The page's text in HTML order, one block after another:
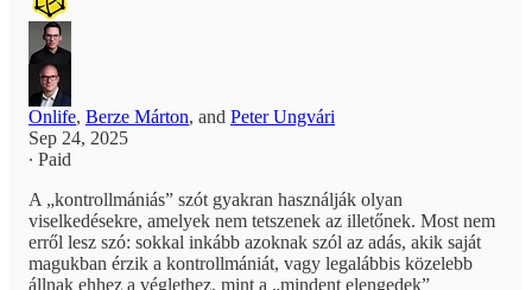
Onlife, Berze Márton, and Peter Ungvári
Sep 24, 2025
∙ Paid
A „kontrollmániás” szót gyakran használják olyan
viselkedésekre, amelyek nem tetszenek az illetőnek. Most nem
erről lesz szó: sokkal inkább azoknak szól az adás, akik saját
magukban érzik a kontrollmániát, vagy legalábbis közelebb
állnak ehhez a véglethez, mint a „mindent elengedek”